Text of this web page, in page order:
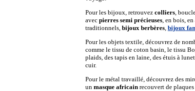
Pour les bijoux, retrouvez colliers,
avec pierres semi précieuses, en bois,
traditionnels, bijoux berbères, bijoux
Pour les objets textile, découvrez de
comme le tissu de coton basin, le tissu
plaids, des tapis en laine, des étuis à
cuir.
Pour le métal travaillé, découvrez des
un masque africain recouvert de